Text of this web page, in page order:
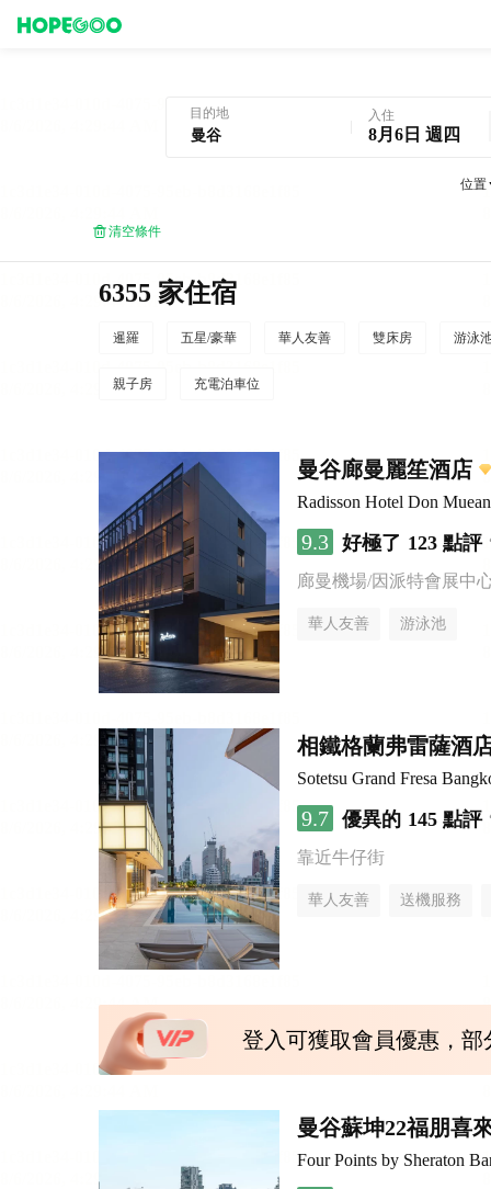
目的地 入住
8月6日 週四
位置
清空條件
6355 家住宿
暹羅 五星/豪華 華人友善 雙床房 游泳
親子房 充電泊車位
曼谷廊曼麗笙酒店
Radisson Hotel Don
9.3 好極了 123 點評
廊曼機場/因派特會展中
華人友善 游泳池
相鐵格蘭弗雷薩酒
Sotetsu Grand Fresa
9.7 優異的 145 點評
靠近牛仔街
華人友善 送機服務
登入可獲取會員優惠，
曼谷蘇坤22福朋喜
Four Points by Sheraton